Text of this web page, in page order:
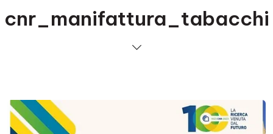
cnr_manifattura_tabacchi